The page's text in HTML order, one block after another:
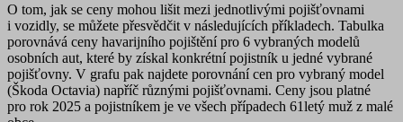
O tom, jak se ceny mohou lišit mezi jednotlivými pojišťovnami
i vozidly, se můžete přesvědčit v následujících příkladech. Tabulka
porovnává ceny havarijního pojištěnípro 6 vybraných modelů
osobních aut, které by získal konkrétní pojistník u jedné vybrané
pojišťovny. V grafu pak najdete porovnání cen pro vybraný model
(Škoda Octavia) napříč různými pojišťovnami. Ceny jsou platné
pro rok 2025 a pojistníkem je ve všech případech 61letý muž z malé